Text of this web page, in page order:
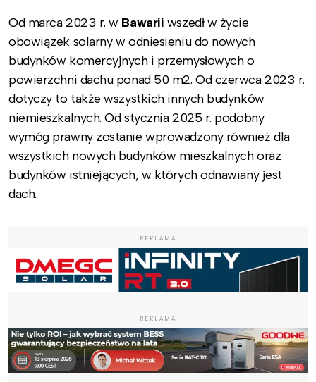
Od marca 2023 r. w Bawarii wszedł w życie
obowiązek solarny w odniesieniu do nowych
budynków komercyjnych i przemysłowych o
powierzchni dachu ponad 50 m2. Od czerwca 2023 r.
dotyczy to także wszystkich innych budynków
niemieszkalnych. Od stycznia 2025 r. podobny
wymóg prawny zostanie wprowadzony również dla
wszystkich nowych budynków mieszkalnych oraz
budynków istniejących, w których odnawiany jest
dach.
REKLAMA
REKLAMA